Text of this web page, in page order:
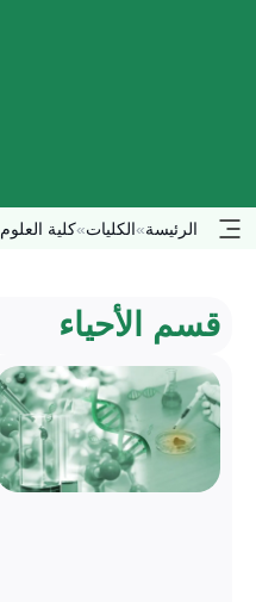
الرئيسة»الكليات»كلية العلوم
قسم الأحياء